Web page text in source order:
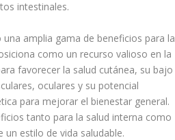
intestinales.
amplia gama de beneficios para la
como un recurso valioso en la
favorecer la salud cutánea, su bajo
oculares y su potencial
para mejorar el bienestar general.
tanto para la salud interna como
estilo de vida saludable.